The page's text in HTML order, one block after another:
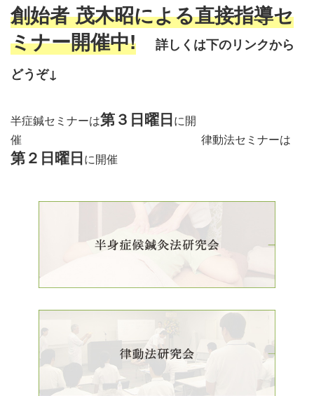
創始者 茂木昭による直接指導セ
ミナー開催中!
詳しくは下のリンクから
どうぞ↓
半症鍼セミナーは第３日曜日に開
催 律動法セミナーは
第２日曜日に開催